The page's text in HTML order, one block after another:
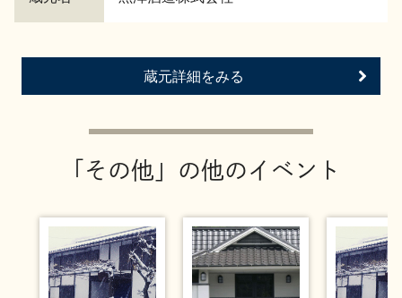
地酒・イベント情報
イベント情報TOP 新商品・おすすめ商品
蔵元詳細をみる
「その他」の他のイベント